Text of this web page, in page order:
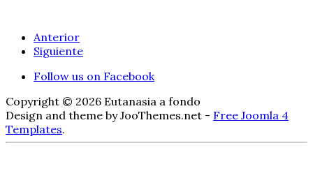
Anterior
Siguiente
Follow us on Facebook
Copyright © 2026 Eutanasia a fondo
Design and theme by JooThemes.net - Free Joomla 4
Templates.